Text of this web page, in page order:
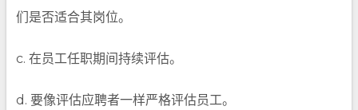
们是否适合其岗位。
c. 在员工任职期间持续评估。
d. 要像评估应聘者一样严格评估员工。